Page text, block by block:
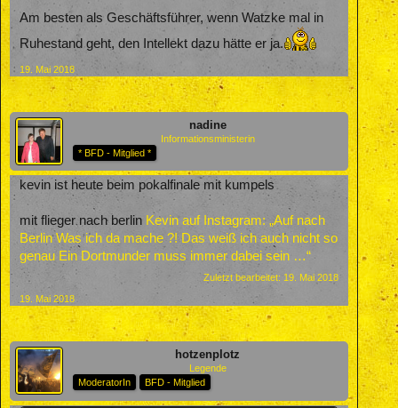
Am besten als Geschäftsführer, wenn Watzke mal in
Ruhestand geht, den Intellekt dazu hätte er ja.
19. Mai 2018
nadine
Informationsministerin
* BFD - Mitglied *
kevin ist heute beim pokalfinale mit kumpels
mit flieger nach berlin Kevin auf Instagram: „Auf nach
Berlin Was ich da mache ?! Das weiß ich auch nicht so
genau Ein Dortmunder muss immer dabei sein …“
Zuletzt bearbeitet: 19. Mai 2018
19. Mai 2018
hotzenplotz
Legende
ModeratorIn
BFD - Mitglied